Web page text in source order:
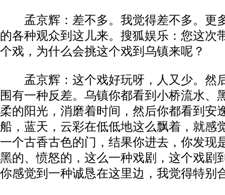
孟京辉：差不多。我觉得差不多。更
的各种观众到这儿来。搜狐娱乐：您这次
个戏，为什么会挑这个戏到乌镇来呢？
孟京辉：这个戏好玩呀，人又少。然
围有一种反差。乌镇你都看到小桥流水、
柔的阳光，消磨着时间，然后你都看到安
船，蓝天，云彩在低低地这么飘着，就感
一个古香古色的门，结果你进去，你发现
黑的、愤怒的，这么一种戏剧，这个戏剧
你感觉到一种诚恳在这里边，我觉得特别